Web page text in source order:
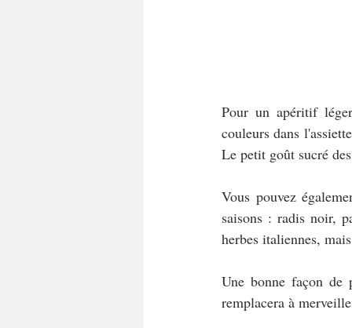
Pour un apéritif
couleurs dans
Le petit goût sucré
Vous pouvez
saisons : radis noir,
herbes italiennes,
Une bonne façon
remplacera à